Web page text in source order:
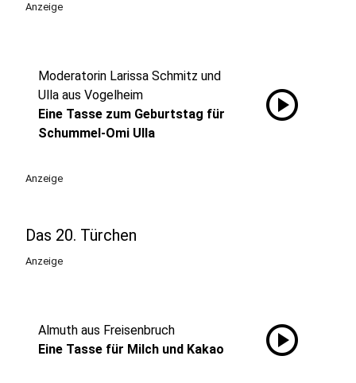
Anzeige
Moderatorin Larissa Schmitz und
Ulla aus Vogelheim
Eine Tasse zum Geburtstag für
Schummel-Omi Ulla
play_circle
Anzeige
Das 20. Türchen
Anzeige
Almuth aus Freisenbruch
Eine Tasse für Milch und Kakao
play_circle